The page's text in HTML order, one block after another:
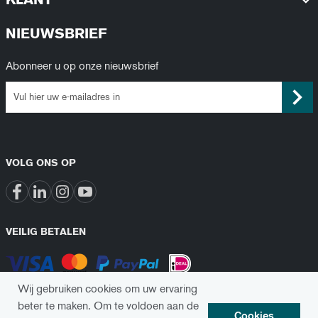
Wij gebruiken cookies om uw ervaring
beter te maken. Om te voldoen aan de
NIEUWSBRIEF
Abonneer u op onze nieuwsbrief
VOLG ONS OP
VEILIG BETALEN